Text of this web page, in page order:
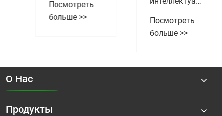
О Нас
Продукты